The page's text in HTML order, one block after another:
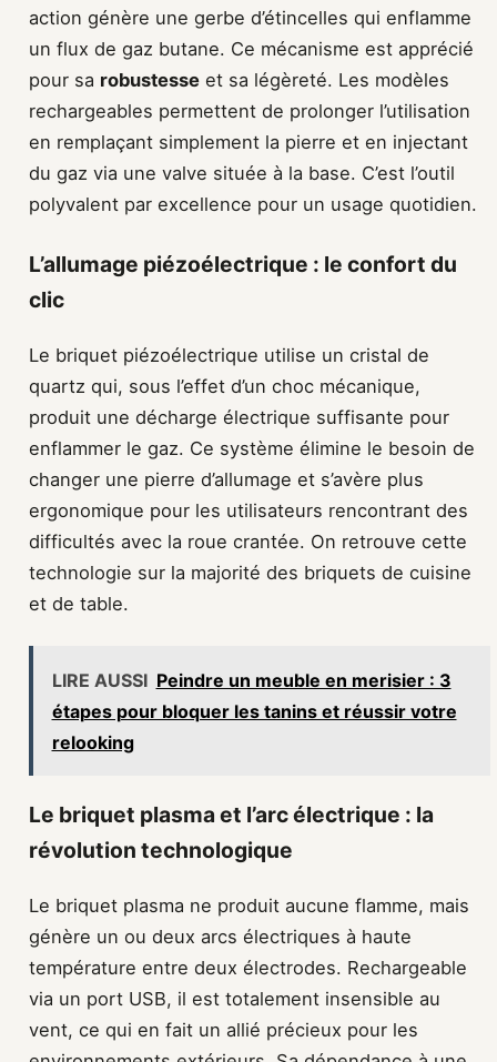
action génère une gerbe d’étincelles qui enflamme
un flux de gaz butane. Ce mécanisme est apprécié
pour sa robustesse et sa légèreté. Les modèles
rechargeables permettent de prolonger l’utilisation
en remplaçant simplement la pierre et en injectant
du gaz via une valve située à la base. C’est l’outil
polyvalent par excellence pour un usage quotidien.
L’allumage piézoélectrique : le confort du
clic
Le briquet piézoélectrique utilise un cristal de
quartz qui, sous l’effet d’un choc mécanique,
produit une décharge électrique suffisante pour
enflammer le gaz. Ce système élimine le besoin de
changer une pierre d’allumage et s’avère plus
ergonomique pour les utilisateurs rencontrant des
difficultés avec la roue crantée. On retrouve cette
technologie sur la majorité des briquets de cuisine
et de table.
LIRE AUSSI Peindre un meuble en merisier : 3
étapes pour bloquer les tanins et réussir votre
relooking
Le briquet plasma et l’arc électrique : la
révolution technologique
Le briquet plasma ne produit aucune flamme, mais
génère un ou deux arcs électriques à haute
température entre deux électrodes. Rechargeable
via un port USB, il est totalement insensible au
vent, ce qui en fait un allié précieux pour les